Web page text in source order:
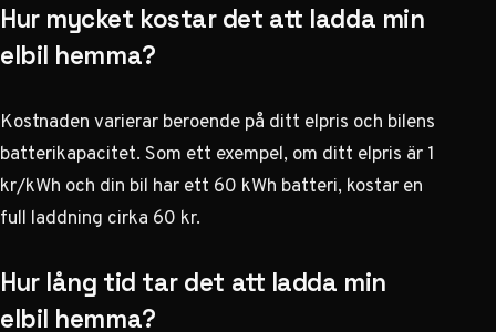
Hur mycket kostar det att ladda min
elbil hemma?
Kostnaden varierar beroende på ditt elpris och bilens
batterikapacitet. Som ett exempel, om ditt elpris är 1
kr/kWh och din bil har ett 60 kWh batteri, kostar en
full laddning cirka 60 kr.
Hur lång tid tar det att ladda min
elbil hemma?